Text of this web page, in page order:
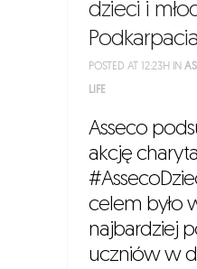
dzieci i
POSTED AT 12:23H IN
LIFE
Asseco
akcję
celem było
najbardziej
uczniów w